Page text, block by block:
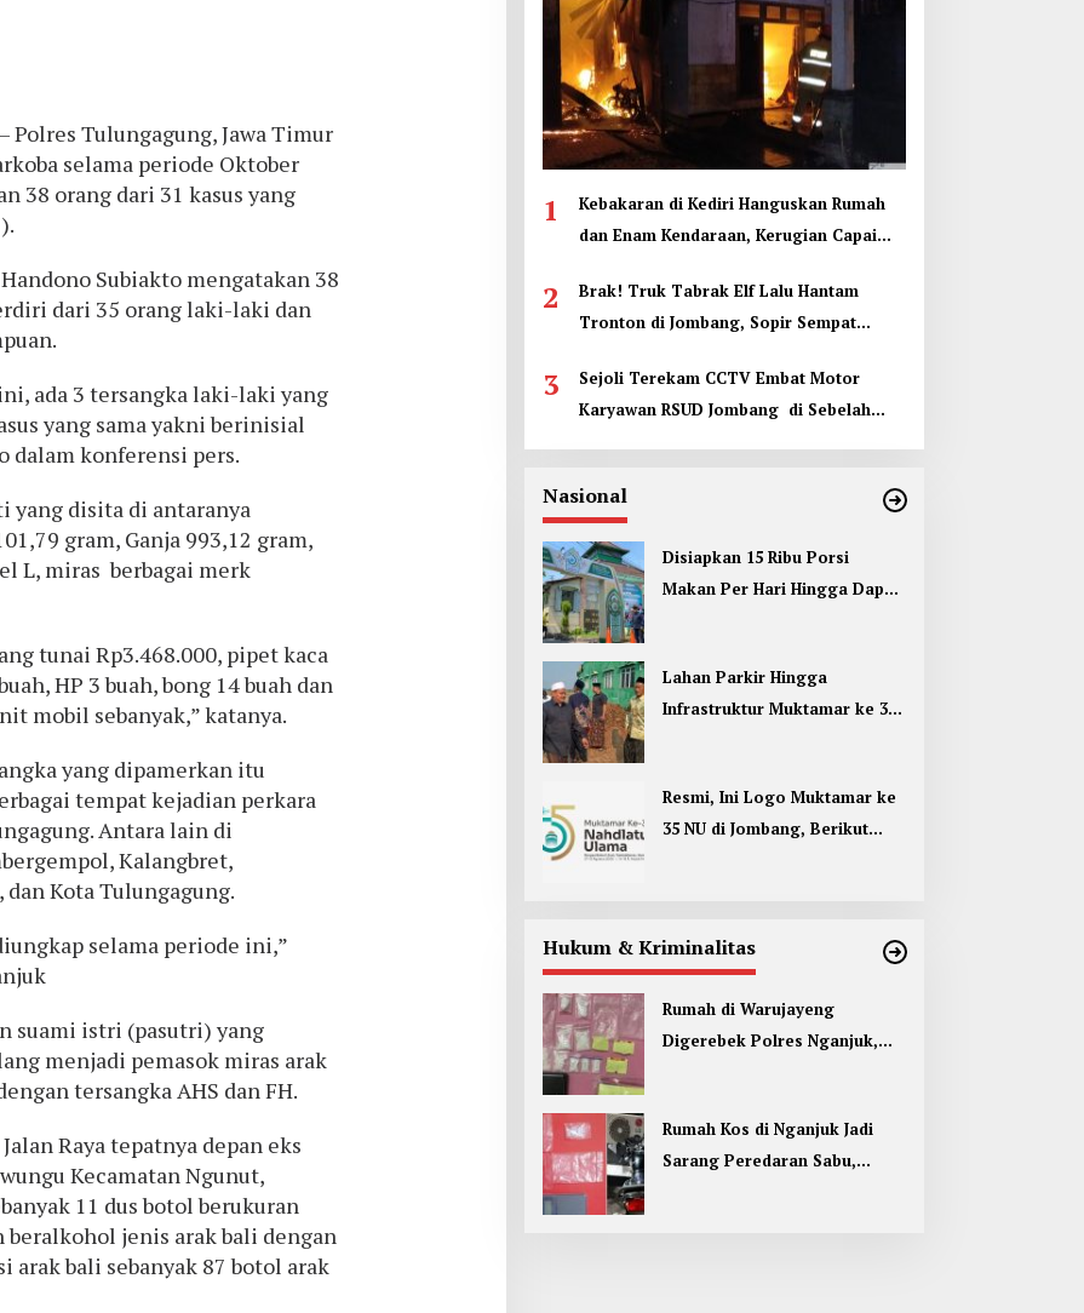
Polres Tulungagung, Jawa Timur
selama periode Oktober
38 orang dari 31 kasus yang
Subiakto mengatakan 38
dari 35 orang laki-laki dan
ada 3 tersangka laki-laki yang
yang sama yakni berinisial
dalam konferensi pers.
yang disita di antaranya
gram, Ganja 993,12 gram,
L, miras berbagai merk
tunai Rp3.468.000, pipet kaca
HP 3 buah, bong 14 buah dan
mobil sebanyak,” katanya.
yang dipamerkan itu
tempat kejadian perkara
Antara lain di
Kalangbret,
Kota Tulungagung.
selama periode ini,”
suami istri (pasutri) yang
menjadi pemasok miras arak
tersangka AHS dan FH.
Raya tepatnya depan eks
Kecamatan Ngunut,
11 dus botol berukuran
jenis arak bali dengan
arak bali sebanyak 87 botol arak
1
Kebakaran di Kediri Hanguskan Rumah
dan Enam Kendaraan, Kerugian Capai
2
Brak! Truk Tabrak Elf Lalu Hantam
Tronton di Jombang, Sopir Sempat
3
Sejoli Terekam CCTV Embat Motor
Karyawan RSUD Jombang di Sebelah
Nasional
Disiapkan 15 Ribu Porsi
Makan Per Hari Hingga Dapur
Lahan Parkir Hingga
Infrastruktur Muktamar ke 35
Resmi, Ini Logo Muktamar ke
35 NU di Jombang, Berikut
Hukum & Kriminalitas
Rumah di Warujayeng
Digerebek Polres Nganjuk,
Rumah Kos di Nganjuk Jadi
Sarang Peredaran Sabu,